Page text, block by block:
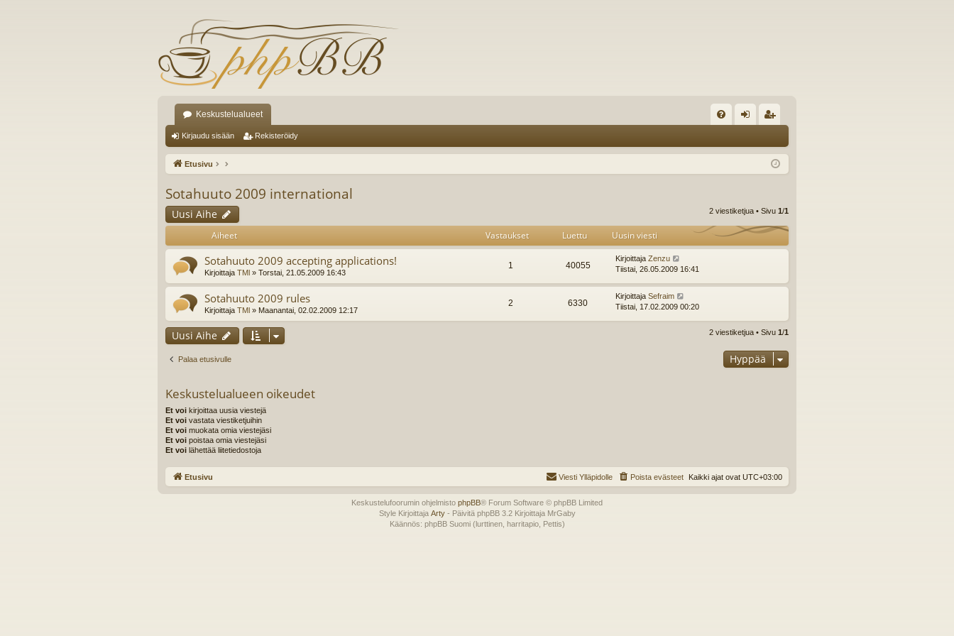
Keskustelualueet
K au ist
Kirjaudu sisään Rekisteröidy
Etusivu
Sotahuuto 2009 international
Uusi Aihe 2 viestiketjua • Sivu 1/1
Aiheet Vastaukset Luettu Uusin viesti
Sotahuuto 2009 accepting applications!
Kirjoittaja TMl » Torstai, 21.05.2009 16:43
1 40055
Kirjoittaja Zenzu
Tiistai, 26.05.2009 16:41
Sotahuuto 2009 rules
Kirjoittaja TMl » Maanantai, 02.02.2009 12:17
2 6330
Kirjoittaja Sefraim
Tiistai, 17.02.2009 00:20
Uusi Aihe 2 viestiketjua • Sivu 1/1
Palaa etusivulle Hyppää
Keskustelualueen oikeudet
Et voi kirjoittaa uusia viestejä
Et voi vastata viestiketjuihin
Et voi muokata omia viestejäsi
Et voi poistaa omia viestejäsi
Et voi lähettää liitetiedostoja
Etusivu Kaikki ajat ovat UTC+03:00
Poista evästeet
Viesti Ylläpidolle
Keskustelufoorumin ohjelmisto phpBB® Forum Software © phpBB Limited
Style Kirjoittaja Arty- Päivitä phpBB 3.2 Kirjoittaja MrGaby
Käännös: phpBB Suomi (lurttinen, harritapio, Pettis)